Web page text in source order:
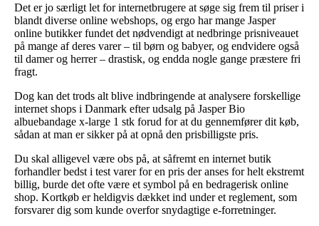
Det er jo særligt let for internetbrugere at søge sig frem til priser i
blandt diverse online webshops, og ergo har mange Jasper
online butikker fundet det nødvendigt at nedbringe prisniveauet
på mange af deres varer – til børn og babyer, og endvidere også
til damer og herrer – drastisk, og endda nogle gange præstere fri
fragt.
Dog kan det trods alt blive indbringende at analysere forskellige
internet shops i Danmark efter udsalg på Jasper Bio
albuebandage x-large 1 stk forud for at du gennemfører dit køb,
sådan at man er sikker på at opnå den prisbilligste pris.
Du skal alligevel være obs på, at såfremt en internet butik
forhandler bedst i test varer for en pris der anses for helt ekstremt
billig, burde det ofte være et symbol på en bedragerisk online
shop. Kortkøb er heldigvis dækket ind under et reglement, som
forsvarer dig som kunde overfor snydagtige e-forretninger.